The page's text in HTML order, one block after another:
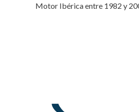
Motor Ibérica entre 1982 y